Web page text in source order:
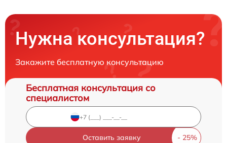
Нужна консультация?
Закажите бесплатную консультацию
Бесплатная консультация со
специалистом
Оставить заявку